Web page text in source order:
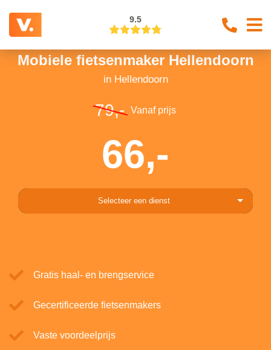
9.5
Mobiele fietsenmaker Hellendoorn
in Hellendoorn
79,- Vanaf prijs
66,-
Selecteer een dienst
Gratis haal- en brengservice
Gecertificeerde fietsenmakers
Vaste voordeelprijs